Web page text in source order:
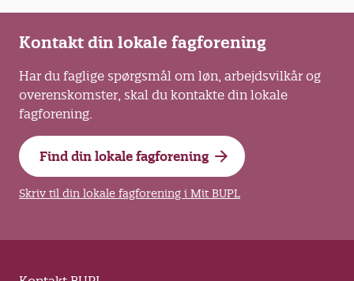
Kontakt din lokale fagforening
Har du faglige spørgsmål om løn, arbejdsvilkår og
overenskomster, skal du kontakte din lokale
fagforening.
Find din lokale fagforening
Skriv til din lokale fagforening i Mit BUPL